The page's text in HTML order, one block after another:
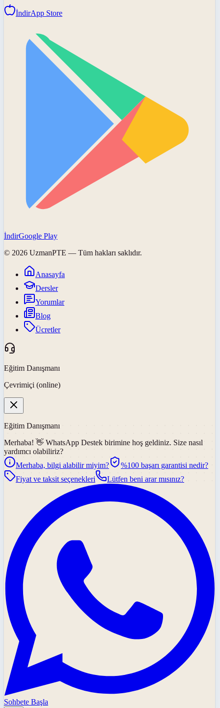
İndirApp Store
İndirGoogle Play
© 2026 UzmanPTE — Tüm hakları saklıdır.
Anasayfa
Dersler
Yorumlar
Blog
Ücretler
Eğitim Danışmanı
Çevrimiçi (online)
Eğitim Danışmanı
Merhaba! 👋 WhatsApp Destek birimine hoş geldiniz. Size nasıl
yardımcı olabiliriz?
Merhaba, bilgi alabilir miyim?
%100 başarı garantisi nedir?
Fiyat ve taksit seçenekleri
Lütfen beni arar mısınız?
Sohbete Başla